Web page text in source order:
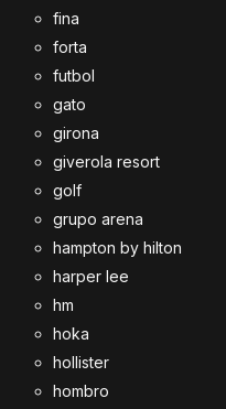
fina
forta
futbol
gato
girona
giverola resort
golf
grupo arena
hampton by hilton
harper lee
hm
hoka
hollister
hombro